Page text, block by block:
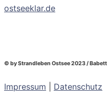
ostseeklar.de
© by Strandleben Ostsee 2023 /
Impressum Datenschutz